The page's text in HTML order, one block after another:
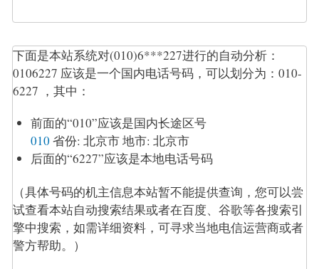
下面是本站系统对(010)6***227进行的自动分析：
0106227 应该是一个国内电话号码，可以划分为：010-
6227 ，其中：
前面的“010”应该是国内长途区号
010 省份: 北京市地市: 北京市
后面的“6227”应该是本地电话号码
（具体号码的机主信息本站暂不能提供查询，您可以尝
试查看本站自动搜索结果或者在百度、谷歌等各搜索引
擎中搜索，如需详细资料，可寻求当地电信运营商或者
警方帮助。）